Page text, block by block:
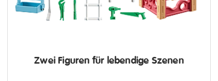
Zwei Figuren für lebendige Szenen